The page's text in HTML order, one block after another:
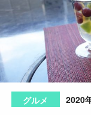
グルメ 2020